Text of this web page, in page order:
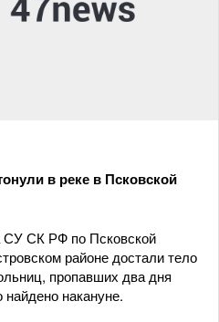
в реке в Псковской
СУ СК РФ по Псковской
районе достали тело
пропавших два дня
накануне.